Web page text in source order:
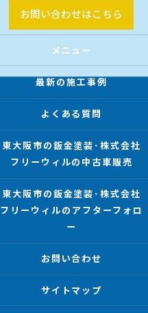
お問い合わせはこちら
メニュー
最新の施工事例
よくある質問
東大阪市の鈑金塗装･株式会社
フリーウィルの中古車販売
東大阪市の鈑金塗装･株式会社
フリーウィルのアフターフォロ
ー
お問い合わせ
サイトマップ